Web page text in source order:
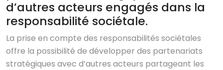
d’autres acteurs engagés dans la
responsabilité sociétale.
La prise en compte des responsabilités sociétales
offre la possibilité de développer des partenariats
stratégiques avec d’autres acteurs partageant les